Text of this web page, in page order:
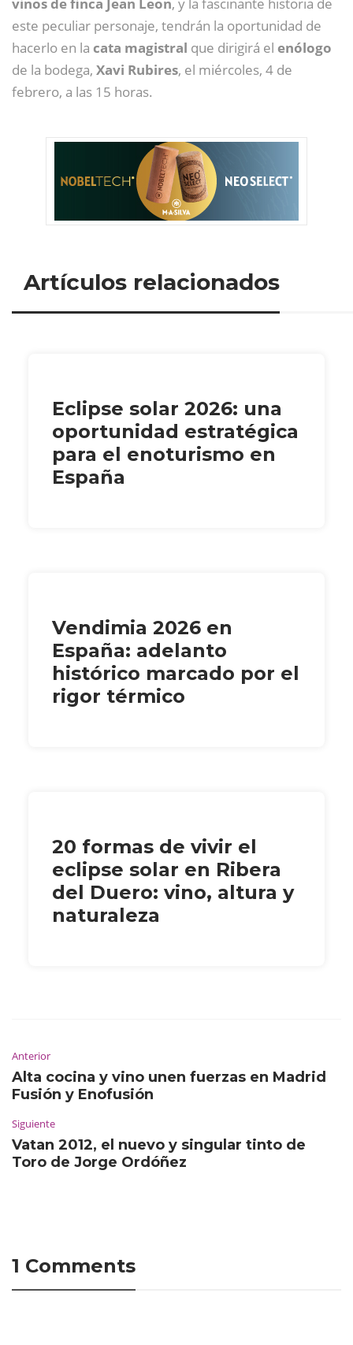
este peculiar personaje, tendrán la oportunidad de
hacerlo en la cata magistral que dirigirá el enólogo
de la bodega, Xavi Rubires, el miércoles, 4 de
febrero, a las 15 horas.
Artículos relacionados
Eclipse solar 2026: una
oportunidad estratégica
para el enoturismo en
España
Vendimia 2026 en
España: adelanto
histórico marcado por el
rigor térmico
20 formas de vivir el
eclipse solar en Ribera
del Duero: vino, altura y
naturaleza
Anterior
Alta cocina y vino unen fuerzas en Madrid
Fusión y Enofusión
Siguiente
Vatan 2012, el nuevo y singular tinto de
Toro de Jorge Ordóñez
1 Comments